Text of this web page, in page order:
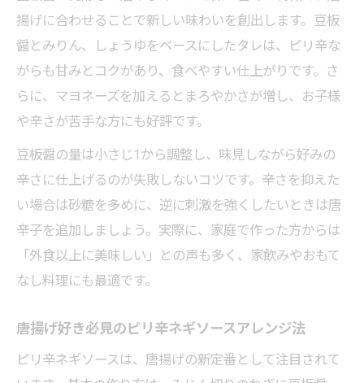
揚げに合わせることで新しい味わいを創出します。豆板
醤とみりん、しょうゆをベースにしたタレは、ピリ辛な
がらも甘みとコクがあり、食べやすい仕上がりです。さ
らに、マヨネーズを加えるとまろやかさが増し、お子様
や辛さが苦手な方にも好評です。
豆板醤の量は小さじ1から調整し、味見しながら好みの
辛さに仕上げるのが失敗しないコツです。辛さを抑えた
い場合は砂糖を多めに、逆に刺激を強くしたいときは唐
辛子を追加しましょう。実際に、家庭で作った方からは
「外食以上に美味しい」との声も多く、家飲みやおもて
なし料理にも最適です。
唐揚げ好き必見のピリ辛ネギソースアレンジ法
ピリ辛ネギソースは、唐揚げの新定番として注目されて